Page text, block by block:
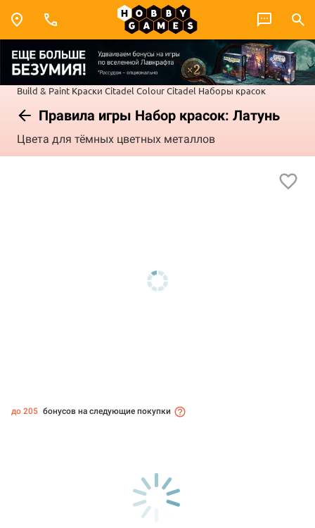
Build & Paint Краски Citadel ColourCitadel Наборы красок
Правила игры Набор красок: Латунь
Цвета для тёмных цветных металлов
до 205 бонусов на следующие покупки